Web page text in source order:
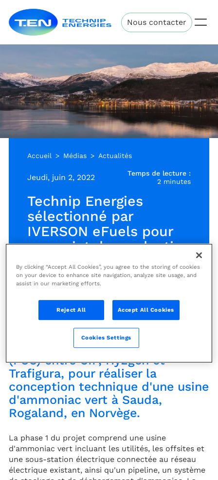
contenu
principal
Technip
EnergiesNous contacter
Accueil Médias Actualités
Jeudi, juin 2, 2022
Temps de lecture :
2 minutes
Technip Energies
sélectionné par
IVERSON eFuels pour
un projet de production
d'ammoniac vert
News
Technip Energies a été
sélectionné par IVERSON eFuels
AS, un fond commun de créances
(FCC) entre CIP, Hy2gen et
Trafigura, pour réaliser la
conception technique d'une usine
d'ammoniac vert à Sauda,
Rogaland, en Norvège.
La phase 1 du projet comprend une usine
d'ammoniac vert incluant les utilités, les offsites et
une sous-station électrique connectée au réseau
électrique existant, ainsi qu'un pipeline, un système
By clicking “Accept All Cookies”, you agree to the storing of cookies
on your device to enhance site navigation, analyze site usage, and
assist in our marketing efforts.
Reject All Accept All Cookies
Cookies Settings